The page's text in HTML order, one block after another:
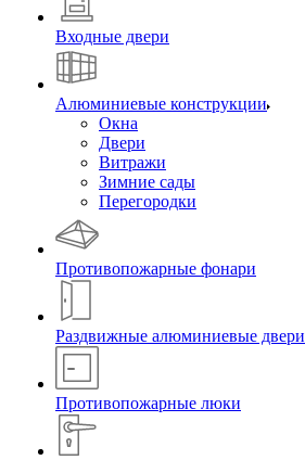
Входные двери
Алюминиевые конструкции
Окна
Двери
Витражи
Зимние сады
Перегородки
Противопожарные фонари
Раздвижные алюминиевые двери
Противопожарные люки